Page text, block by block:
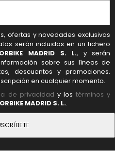
ofertas y novedades exclusivas
serán incluidos en un fichero
MADRID S. L., y serán
sobre sus líneas de
descuentos y promociones.
en cualquier momento.
de privacidad y lostérminos y
MADRID S. L..